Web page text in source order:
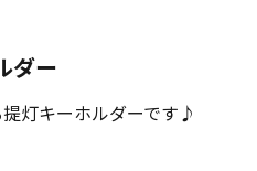
ダー
灯キーホルダーです♪